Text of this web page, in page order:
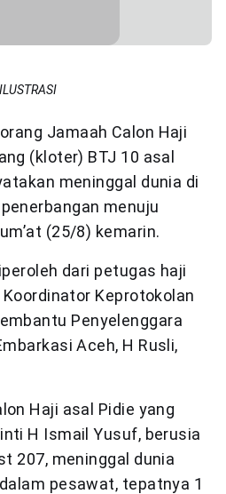
ILUSTRASI
Jamaah Calon Haji
(kloter) BTJ 10 asal
meninggal dunia di
menuju
(25/8) kemarin.
dari petugas haji
Keprotokolan
Penyelenggara
Aceh, H Rusli,
Haji asal Pidie yang
H Ismail Yusuf, berusia
207, meninggal dunia
pesawat, tepatnya 1